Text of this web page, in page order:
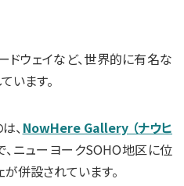
ドウェイなど、世界的に有名な
います。
、 NowHere Gallery （ナウヒ
ニューヨークSOHO地区に位
が併設されています。